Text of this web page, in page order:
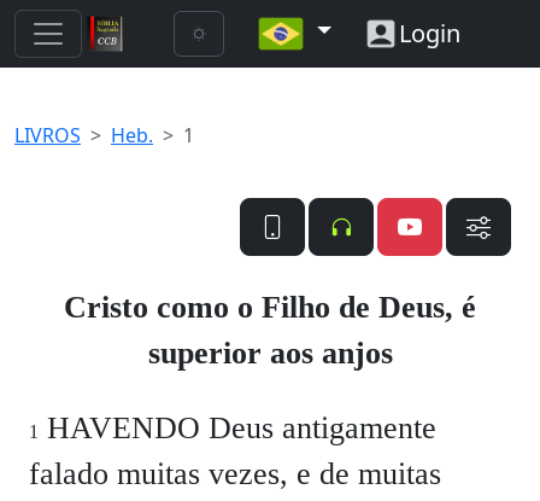
Login
LIVROS Heb. 1
Cristo como o Filho de Deus, é
superior aos anjos
1 HAVENDO Deus antigamente
falado muitas vezes, e de muitas